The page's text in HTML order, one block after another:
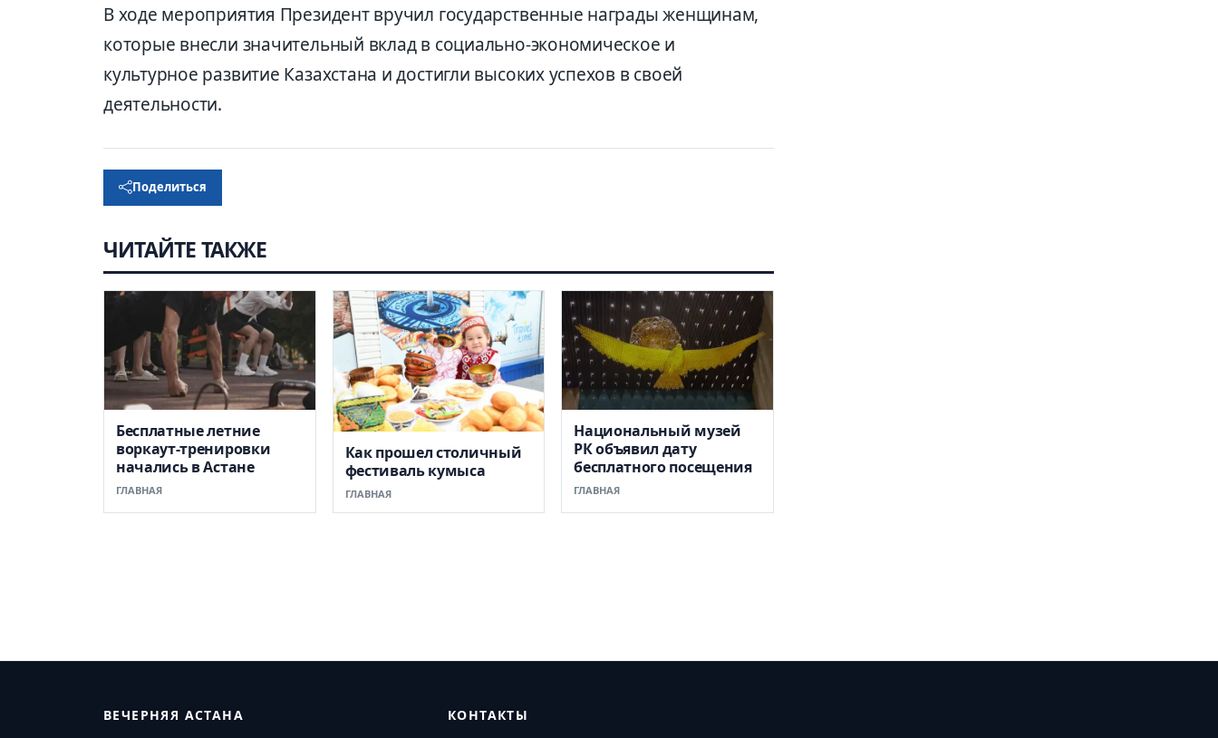
В ходе мероприятия Президент вручил государственные награды женщинам,
которые внесли значительный вклад в социально-экономическое и
культурное развитие Казахстана и достигли высоких успехов в своей
деятельности.
Поделиться
ЧИТАЙТЕ ТАКЖЕ
Бесплатные летние
воркаут-тренировки
начались в Астане
ГЛАВНАЯ
Как прошел столичный
фестиваль кумыса
ГЛАВНАЯ
Национальный музей
РК объявил дату
бесплатного посещения
ГЛАВНАЯ
ВЕЧЕРНЯЯ АСТАНА КОНТАКТЫ